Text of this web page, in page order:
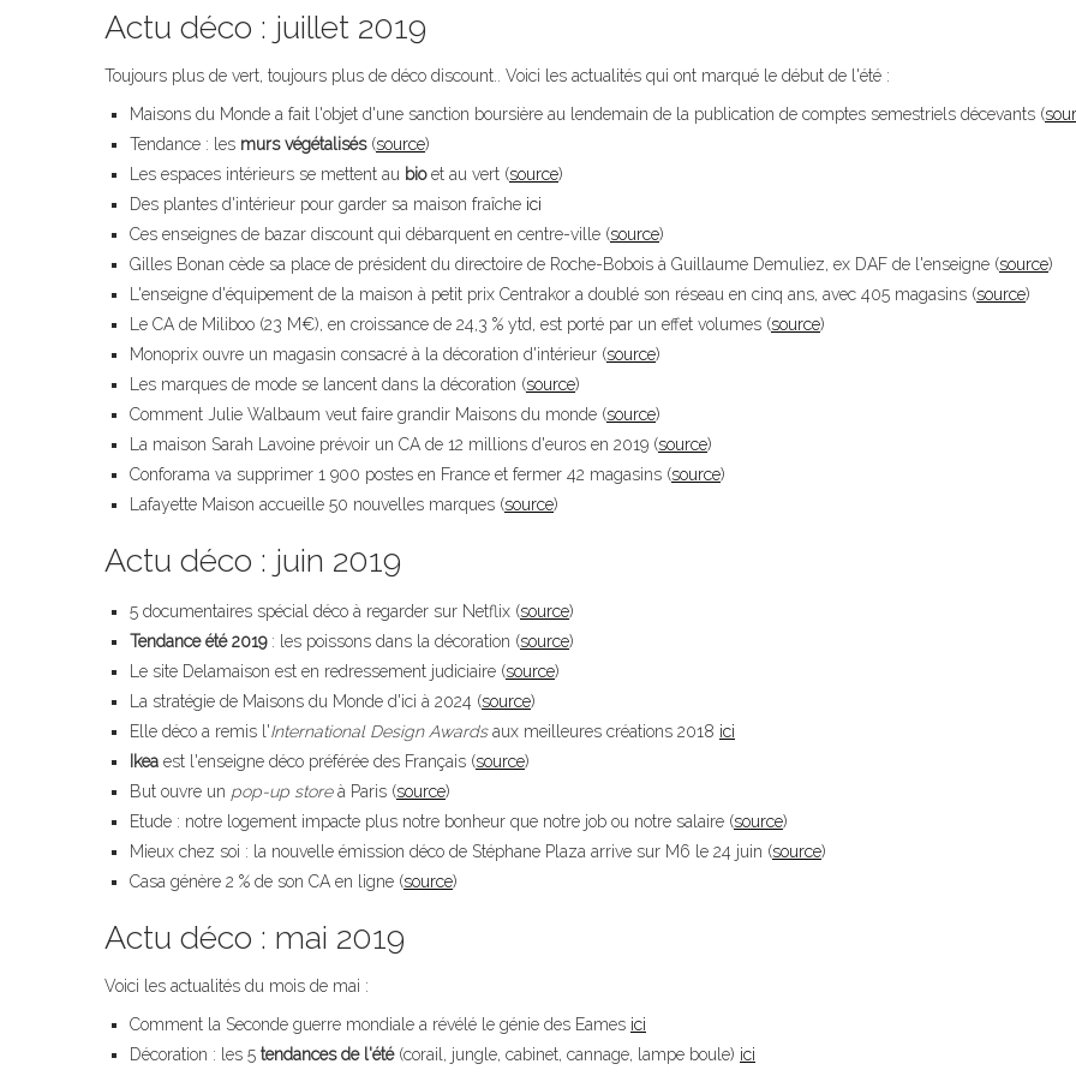
Actu déco : juillet 2019
Toujours plus de vert, toujours plus de déco discount.. Voici les actualités qui ont marqué le début de l'été :
Maisons du Monde a fait l'objet d'une sanction boursière au lendemain de la publication de comptes semestriels décevants (
Tendance : les murs végétalisés(source)
Les espaces intérieurs se mettent au bioet au vert (source)
Des plantes d'intérieur pour garder sa maison fraîche ici
Ces enseignes de bazar discount qui débarquent en centre-ville (source)
Gilles Bonan cède sa place de président du directoire de Roche-Bobois à Guillaume Demuliez, ex DAF de l'enseigne (source)
L'enseigne d'équipement de la maison à petit prix Centrakor a doublé son réseau en cinq ans, avec 405 magasins (source)
Le CA de Miliboo (23 M€), en croissance de 24,3 % ytd, est porté par un effet volumes (source)
Monoprix ouvre un magasin consacré à la décoration d'intérieur (source)
Les marques de mode se lancent dans la décoration (source)
Comment Julie Walbaum veut faire grandir Maisons du monde (source)
La maison Sarah Lavoine prévoir un CA de 12 millions d'euros en 2019 (source)
Conforama va supprimer 1 900 postes en France et fermer 42 magasins (source)
Lafayette Maison accueille 50 nouvelles marques (source)
Actu déco : juin 2019
5 documentaires spécial déco à regarder sur Netflix (source)
Tendance été 2019: les poissons dans la décoration (source)
Le site Delamaison est en redressement judiciaire (source)
La stratégie de Maisons du Monde d'ici à 2024 (source)
Elle déco a remis l'International Design Awardsaux meilleures créations 2018 ici
Ikea est l'enseigne déco préférée des Français (source)
But ouvre un pop-up storeà Paris (source)
Etude : notre logement impacte plus notre bonheur que notre job ou notre salaire (source)
Mieux chez soi : la nouvelle émission déco de Stéphane Plaza arrive sur M6 le 24 juin (source)
Casa génère 2 % de son CA en ligne (source)
Actu déco : mai 2019
Voici les actualités du mois de mai :
Comment la Seconde guerre mondiale a révélé le génie des Eames ici
Décoration : les 5 tendances de l'été(corail, jungle, cabinet, cannage, lampe boule) ici